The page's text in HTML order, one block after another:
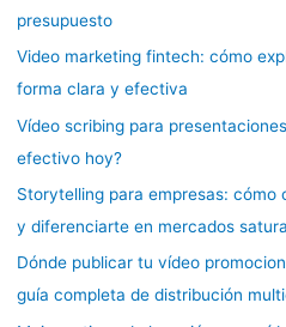
presupuesto
Video marketing fintech: cómo
forma clara y efectiva
Vídeo scribing para
efectivo hoy?
Storytelling para empresas:
y diferenciarte en mercados
Dónde publicar tu vídeo
guía completa de distribución